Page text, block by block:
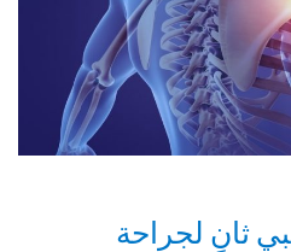
ثانٍ لجراحة